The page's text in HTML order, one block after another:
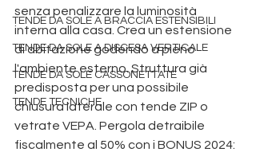
TENDE DA SOLE A BRACCIA ESTENSIBILI
TENDE DA SOLE A DISCESA VERTICALE
TENDE DA SOLE CASSONETTATE
TENDE TECNICHE
senza penalizzare la luminosità
interna alla casa. Crea un estensione
di abitazione godendo a pieno
l'ambiente esterno. Struttura già
predisposta per una possibile
chiusura laterale con tende ZIP o
vetrate VEPA. Pergola detraibile
fiscalmente al 50% con i BONUS 2024: